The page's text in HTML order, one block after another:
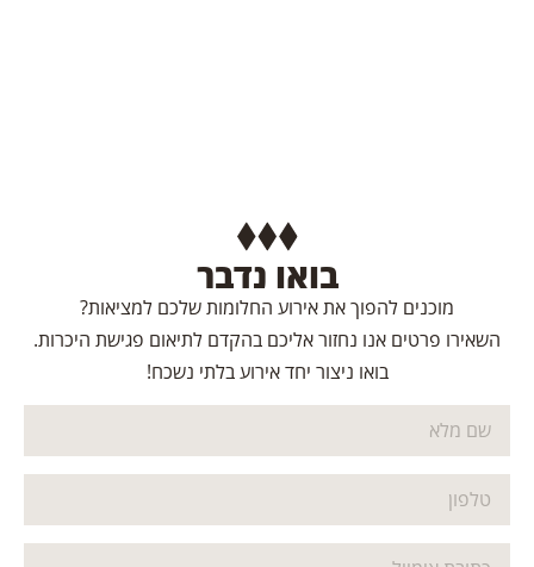
בואו נדבר
מוכנים להפוך את אירוע החלומות שלכם למציאות?
השאירו פרטים אנו נחזור אליכם בהקדם לתיאום פגישת היכרות.
בואו ניצור יחד אירוע בלתי נשכח!